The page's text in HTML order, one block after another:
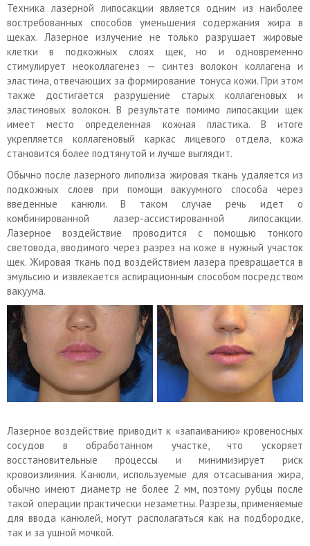
Техника лазерной липосакции является одним из наиболее
востребованных способов уменьшения содержания жира в
щеках. Лазерное излучение не только разрушает жировые
клетки в подкожных слоях щек, но и одновременно
стимулирует неоколлагенез — синтез волокон коллагена и
эластина, отвечающих за формирование тонуса кожи. При этом
также достигается разрушение старых коллагеновых и
эластиновых волокон. В результате помимо липосакции щек
имеет место определенная кожная пластика. В итоге
укрепляется коллагеновый каркас лицевого отдела, кожа
становится более подтянутой и лучше выглядит.
Обычно после лазерного липолиза жировая ткань удаляется из
подкожных слоев при помощи вакуумного способа через
введенные канюли. В таком случае речь идет о
комбинированной лазер-ассистированной липосакции.
Лазерное воздействие проводится с помощью тонкого
световода, вводимого через разрез на коже в нужный участок
щек. Жировая ткань под воздействием лазера превращается в
эмульсию и извлекается аспирационным способом посредством
вакуума.
Лазерное воздействие приводит к «запаиванию» кровеносных
сосудов в обработанном участке, что ускоряет
восстановительные процессы и минимизирует риск
кровоизлияния. Канюли, используемые для отсасывания жира,
обычно имеют диаметр не более 2 мм, поэтому рубцы после
такой операции практически незаметны. Разрезы, применяемые
для ввода канюлей, могут располагаться как на подбородке,
так и за ушной мочкой.